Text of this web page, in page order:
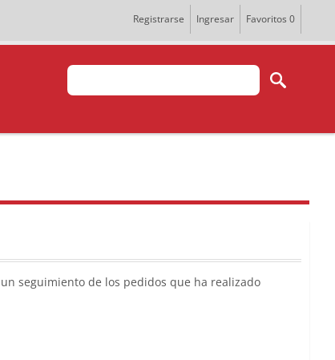
Registrarse Ingresar Favoritos 0
seguimiento de los pedidos que ha realizado